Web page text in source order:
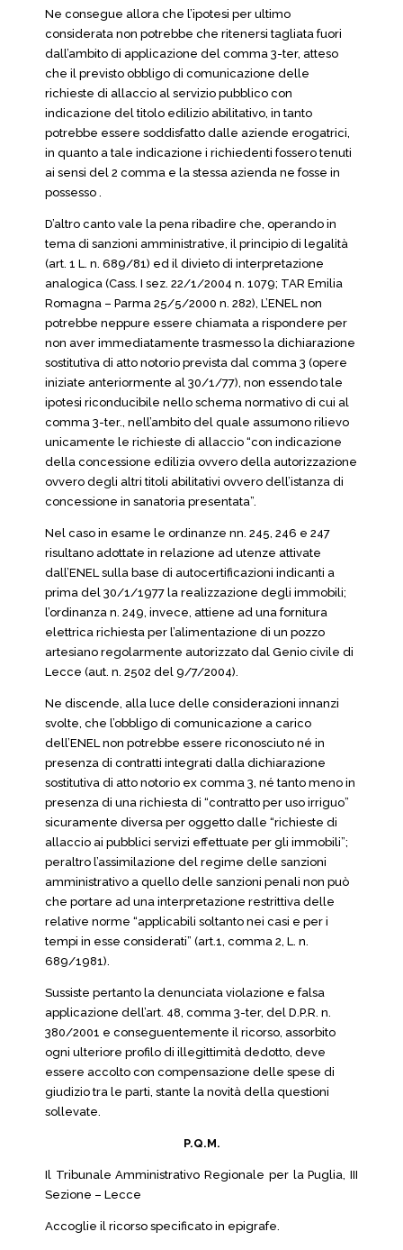
Ne consegue allora che l’ipotesi per ultimo
considerata non potrebbe che ritenersi tagliata fuori
dall’ambito di applicazione del comma 3-ter, atteso
che il previsto obbligo di comunicazione delle
richieste di allaccio al servizio pubblico con
indicazione del titolo edilizio abilitativo, in tanto
potrebbe essere soddisfatto dalle aziende erogatrici,
in quanto a tale indicazione i richiedenti fossero tenuti
ai sensi del 2 comma e la stessa azienda ne fosse in
possesso .
D’altro canto vale la pena ribadire che, operando in
tema di sanzioni amministrative, il principio di legalità
(art. 1 L. n. 689/81) ed il divieto di interpretazione
analogica (Cass. I sez. 22/1/2004 n. 1079; TAR Emilia
Romagna – Parma 25/5/2000 n. 282), L’ENEL non
potrebbe neppure essere chiamata a rispondere per
non aver immediatamente trasmesso la dichiarazione
sostitutiva di atto notorio prevista dal comma 3 (opere
iniziate anteriormente al 30/1/77), non essendo tale
ipotesi riconducibile nello schema normativo di cui al
comma 3-ter., nell’ambito del quale assumono rilievo
unicamente le richieste di allaccio “con indicazione
della concessione edilizia ovvero della autorizzazione
ovvero degli altri titoli abilitativi ovvero dell’istanza di
concessione in sanatoria presentata”.
Nel caso in esame le ordinanze nn. 245, 246 e 247
risultano adottate in relazione ad utenze attivate
dall’ENEL sulla base di autocertificazioni indicanti a
prima del 30/1/1977 la realizzazione degli immobili;
l’ordinanza n. 249, invece, attiene ad una fornitura
elettrica richiesta per l’alimentazione di un pozzo
artesiano regolarmente autorizzato dal Genio civile di
Lecce (aut. n. 2502 del 9/7/2004).
Ne discende, alla luce delle considerazioni innanzi
svolte, che l’obbligo di comunicazione a carico
dell’ENEL non potrebbe essere riconosciuto né in
presenza di contratti integrati dalla dichiarazione
sostitutiva di atto notorio ex comma 3, né tanto meno in
presenza di una richiesta di “contratto per uso irriguo”
sicuramente diversa per oggetto dalle “richieste di
allaccio ai pubblici servizi effettuate per gli immobili”;
peraltro l’assimilazione del regime delle sanzioni
amministrativo a quello delle sanzioni penali non può
che portare ad una interpretazione restrittiva delle
relative norme “applicabili soltanto nei casi e per i
tempi in esse considerati” (art.1, comma 2, L. n.
689/1981).
Sussiste pertanto la denunciata violazione e falsa
applicazione dell’art. 48, comma 3-ter, del D.P.R. n.
380/2001 e conseguentemente il ricorso, assorbito
ogni ulteriore profilo di illegittimità dedotto, deve
essere accolto con compensazione delle spese di
giudizio tra le parti, stante la novità della questioni
sollevate.
P.Q.M.
Il Tribunale Amministrativo Regionale per la Puglia, III
Sezione – Lecce
Accoglie il ricorso specificato in epigrafe.